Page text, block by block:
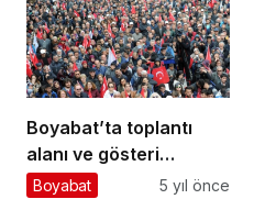
Boyabat’ta toplantı
alanı ve gösteri
yürüyüş güzergahları
Boyabat 5 yıl önce